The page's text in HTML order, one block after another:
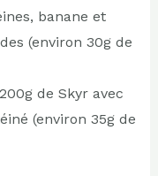
banane et
(environ 30g de
de Skyr avec
(environ 35g de